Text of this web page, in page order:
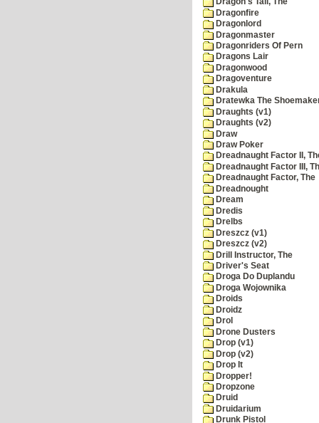
Dragonfire
Dragonlord
Dragonmaster
Dragonriders Of Pern
Dragons Lair
Dragonwood
Dragoventure
Drakula
Dratewka The
Draughts (v1)
Draughts (v2)
Draw
Draw Poker
Dreadnaught Factor II,
Dreadnaught Factor III,
Dreadnaught Factor, The
Dreadnought
Dream
Dredis
Drelbs
Dreszcz (v1)
Dreszcz (v2)
Drill Instructor, The
Driver's Seat
Droga Do Duplandu
Droga Wojownika
Droids
Droidz
Drol
Drone Dusters
Drop (v1)
Drop (v2)
Drop It
Dropper!
Dropzone
Druid
Druidarium
Drunk Pistol